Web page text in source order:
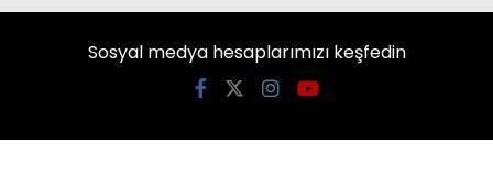
Sosyal medya hesaplarımızı keşfedin